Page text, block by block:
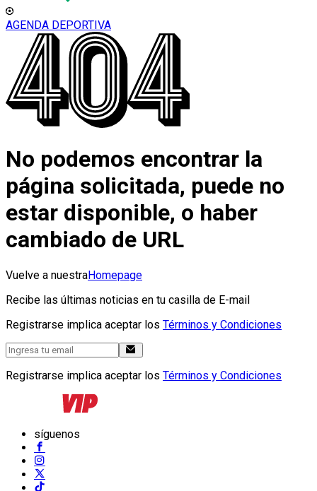
AGENDA DEPORTIVA
No podemos encontrar la
página solicitada, puede no
estar disponible, o haber
cambiado de URL
Vuelve a nuestraHomepage
Recibe las últimas noticias en tu casilla de E-mail
Registrarse implica aceptar los Términos y Condiciones
Registrarse implica aceptar los Términos y Condiciones
síguenos